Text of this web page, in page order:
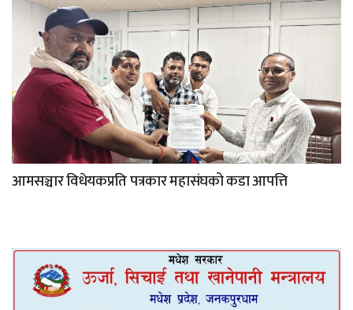
आमसञ्चार विधेयकप्रति पत्रकार महासंघको कडा आपत्ति